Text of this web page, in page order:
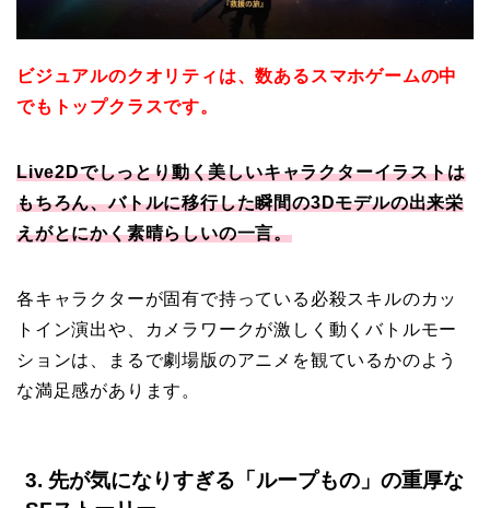
ビジュアルのクオリティは、数あるスマホゲームの中
でもトップクラスです。
Live2Dでしっとり動く美しいキャラクターイラストは
もちろん、バトルに移行した瞬間の3Dモデルの出来栄
えがとにかく素晴らしいの一言。
各キャラクターが固有で持っている必殺スキルのカッ
トイン演出や、カメラワークが激しく動くバトルモー
ションは、まるで劇場版のアニメを観ているかのよう
な満足感があります。
3. 先が気になりすぎる「ループもの」の重厚な